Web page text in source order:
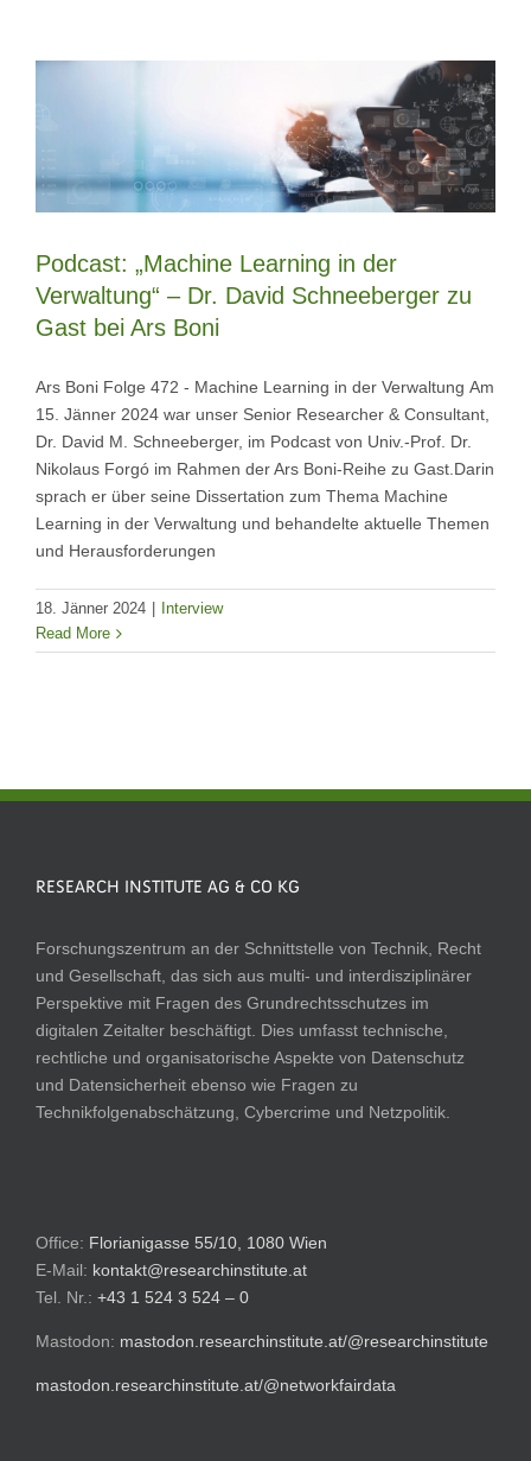
Podcast: „Machine Learning in der
Verwaltung“ – Dr. David Schneeberger zu
Gast bei Ars Boni
Ars Boni Folge 472 - Machine Learning in der Verwaltung Am
15. Jänner 2024 war unser Senior Researcher & Consultant,
Dr. David M. Schneeberger, im Podcast von Univ.-Prof. Dr.
Nikolaus Forgó im Rahmen der Ars Boni-Reihe zu Gast.Darin
sprach er über seine Dissertation zum Thema Machine
Learning in der Verwaltung und behandelte aktuelle Themen
und Herausforderungen
18. Jänner 2024
Interview
Read More
RESEARCH INSTITUTE AG & CO KG
Forschungszentrum an der Schnittstelle von Technik, Recht
und Gesellschaft, das sich aus multi- und interdisziplinärer
Perspektive mit Fragen des Grundrechtsschutzes im
digitalen Zeitalter beschäftigt. Dies umfasst technische,
rechtliche und organisatorische Aspekte von Datenschutz
und Datensicherheit ebenso wie Fragen zu
Technikfolgenabschätzung, Cybercrime und Netzpolitik.
Office: Florianigasse 55/10, 1080 Wien
E-Mail: kontakt@researchinstitute.at
Tel. Nr.: +43 1 524 3 524 – 0
Mastodon: mastodon.researchinstitute.at/@researchinstitute
mastodon.researchinstitute.at/@networkfairdata